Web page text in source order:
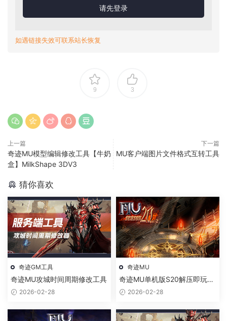
请先登录
如遇链接失效可联系站长恢复
9 3
上一篇
奇迹MU模型编辑修改工具【牛奶
盒】MilkShape 3DV3
下一篇
MU客户端图片文件格式互转工具
猜你喜欢
奇迹GM工具
奇迹MU攻城时间周期修改工具
2026-02-28
奇迹MU
奇迹MU单机版S20解压即玩绿
色一键端
2026-02-28